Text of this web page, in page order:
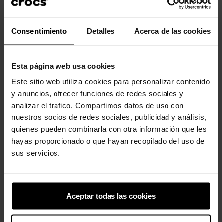
Consentimiento Detalles Acerca de las cookies
Esta página web usa cookies
Este sitio web utiliza cookies para personalizar contenido
y anuncios, ofrecer funciones de redes sociales y
analizar el tráfico. Compartimos datos de uso con
nuestros socios de redes sociales, publicidad y análisis,
quienes pueden combinarla con otra información que les
hayas proporcionado o que hayan recopilado del uso de
sus servicios.
Aceptar todas las cookies
Los clientes que compraron este
-20% -20%
89,90 € 71,92 €